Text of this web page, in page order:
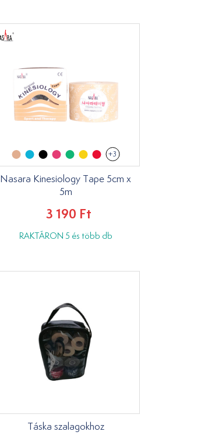
+3
Nasara Kinesiology Tape 5cm x
5m
3 190 Ft
RAKTÁRON 5 és több db
Táska szalagokhoz